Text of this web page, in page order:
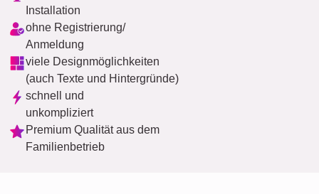
Installation
ohne Registrierung/
Anmeldung
viele Designmöglichkeiten
(auch Texte und Hintergründe)
schnell und
unkompliziert
Premium Qualität aus dem
Familienbetrieb